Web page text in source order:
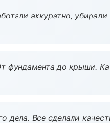
аккуратно,
фундамента до крыши.
дела. Все сделали